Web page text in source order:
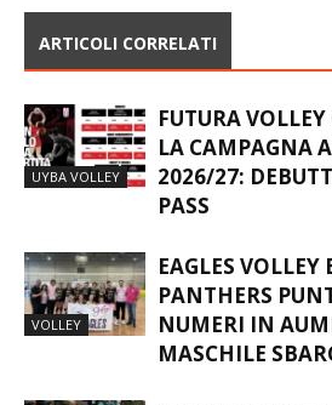
TESTA”
ARTICOLI CORRELATI
FUTURA
LA CAMPAGNA
PASS
EAGLES VOLLEY
PANTHERS